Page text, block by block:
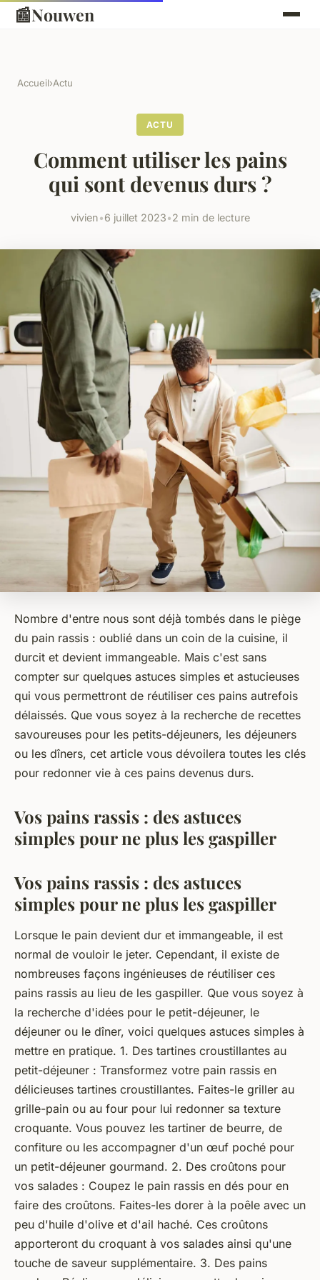
📰Nouwen
Accueil›Actu
ACTU
Comment utiliser les pains
qui sont devenus durs ?
vivien•6 juillet 2023•2 min de lecture
Nombre d'entre nous sont déjà tombés dans le piège
du pain rassis : oublié dans un coin de la cuisine, il
durcit et devient immangeable. Mais c'est sans
compter sur quelques astuces simples et astucieuses
qui vous permettront de réutiliser ces pains autrefois
délaissés. Que vous soyez à la recherche de recettes
savoureuses pour les petits-déjeuners, les déjeuners
ou les dîners, cet article vous dévoilera toutes les clés
pour redonner vie à ces pains devenus durs.
Vos pains rassis : des astuces
simples pour ne plus les gaspiller
Vos pains rassis : des astuces
simples pour ne plus les gaspiller
Lorsque le pain devient dur et immangeable, il est
normal de vouloir le jeter. Cependant, il existe de
nombreuses façons ingénieuses de réutiliser ces
pains rassis au lieu de les gaspiller. Que vous soyez à
la recherche d'idées pour le petit-déjeuner, le
déjeuner ou le dîner, voici quelques astuces simples à
mettre en pratique. 1. Des tartines croustillantes au
petit-déjeuner : Transformez votre pain rassis en
délicieuses tartines croustillantes. Faites-le griller au
grille-pain ou au four pour lui redonner sa texture
croquante. Vous pouvez les tartiner de beurre, de
confiture ou les accompagner d'un œuf poché pour
un petit-déjeuner gourmand. 2. Des croûtons pour
vos salades : Coupez le pain rassis en dés pour en
faire des croûtons. Faites-les dorer à la poêle avec un
peu d'huile d'olive et d'ail haché. Ces croûtons
apporteront du croquant à vos salades ainsi qu'une
touche de saveur supplémentaire. 3. Des pains